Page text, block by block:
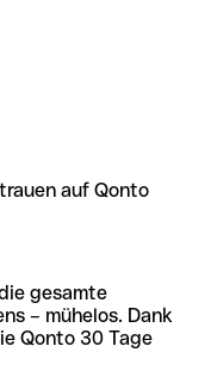
auf Qonto
gesamte
– mühelos. Dank
Qonto 30 Tage